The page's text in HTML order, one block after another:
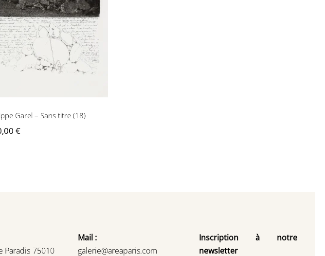
Philippe Garel – Sans
titre (18)
Garel – Sans titre (18)
€
Paradis 75010
Mail :
galerie@areaparis.com
Inscription à notre
newsletter